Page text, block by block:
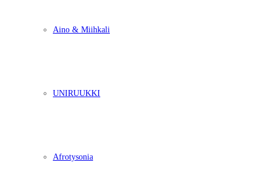
Aino & Miihkali
UNIRUUKKI
Afrotysonia